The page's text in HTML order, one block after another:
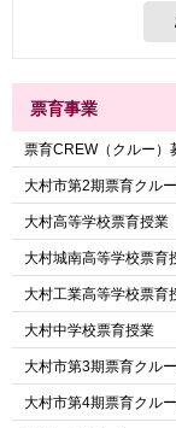
票育事業
票育CREW（クルー）
大村市第2期票育クル
大村高等学校票育授業
大村城南高等学校票育
大村工業高等学校票育
大村中学校票育授業
大村市第3期票育クル
大村市第4期票育クル